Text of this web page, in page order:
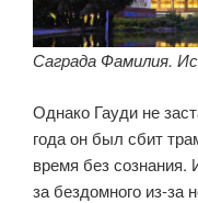
Саграда Фамилия.
Однако Гауди не
года он был сбит
время без сознания.
за бездомного из-за